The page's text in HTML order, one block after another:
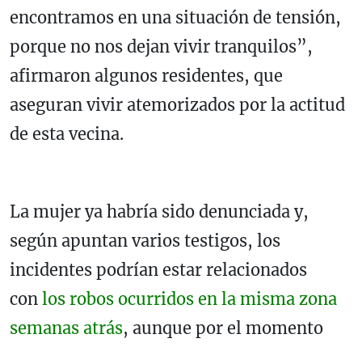
encontramos en una situación de tensión,
porque no nos dejan vivir tranquilos”,
afirmaron algunos residentes, que
aseguran vivir atemorizados por la actitud
de esta vecina.
La mujer ya habría sido denunciada y,
según apuntan varios testigos, los
incidentes podrían estar relacionados
con los robos ocurridos en la misma zona
semanas atrás, aunque por el momento